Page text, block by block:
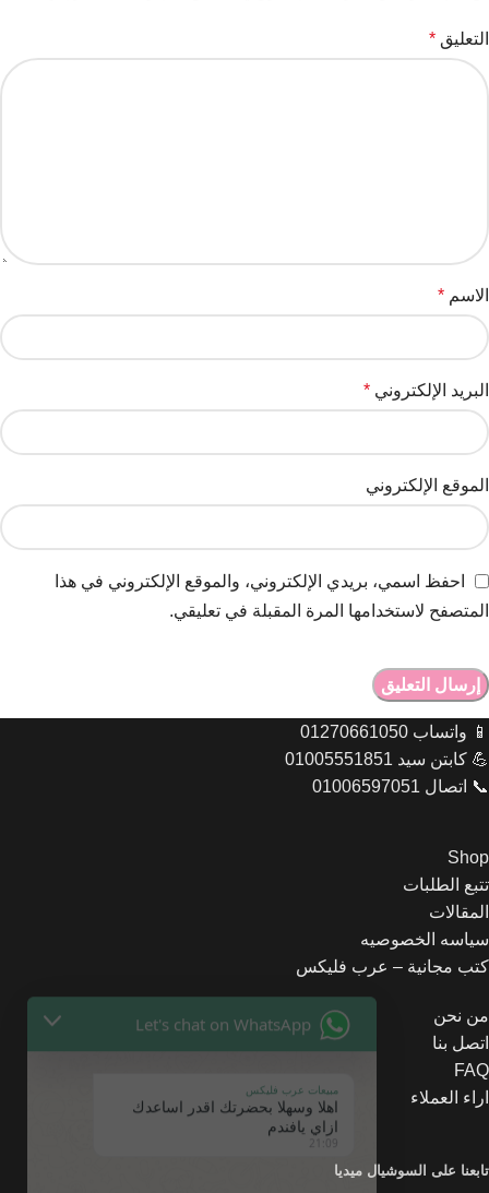
التعليق *
الاسم *
البريد الإلكتروني *
الموقع الإلكتروني
احفظ اسمي، بريدي الإلكتروني، والموقع الإلكتروني في هذا
المتصفح لاستخدامها المرة المقبلة في تعليقي.
📱 واتساب 01270661050
💪 كابتن سيد 01005551851
📞 اتصال 01006597051
Shop
تتبع الطلبات
المقالات
سياسه الخصوصيه
كتب مجانية – عرب فليكس
من نحن
اتصل بنا
FAQ
اراء العملاء
تابعنا على السوشيال ميديا
مبيعات عرب فليكس
اهلا وسهلا بحضرتك اقدر اساعدك
ازاي يافندم
21:09